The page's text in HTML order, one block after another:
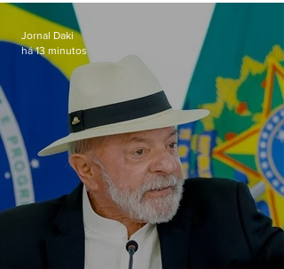
Jornal Daki
há 13 minutos